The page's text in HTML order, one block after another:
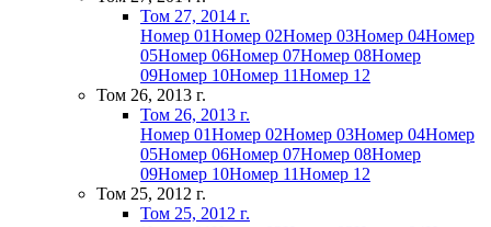
Том 27, 2014 г.
Номер 01Номер 02Номер 03Номер 04Номер
05Номер 06Номер 07Номер 08Номер
09Номер 10Номер 11Номер 12
Том 26, 2013 г.
Том 26, 2013 г.
Номер 01Номер 02Номер 03Номер 04Номер
05Номер 06Номер 07Номер 08Номер
09Номер 10Номер 11Номер 12
Том 25, 2012 г.
Том 25, 2012 г.